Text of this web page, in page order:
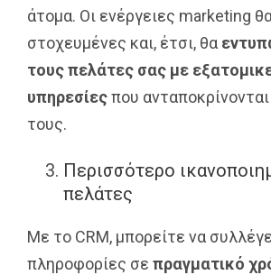
άτομα. Οι ενέργειες marketing θα
στοχευμένες και, έτσι, θα
τους πελάτες σας με
υπηρεσίεςπου
τους.
Περισσότερο
πελάτες
Με το CRM, μπορείτε να
πληροφορίες σε πραγματικό